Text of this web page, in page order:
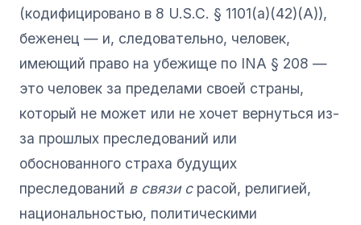
(кодифицировано в 8 U.S.C. § 1101(a)(42)(A)),
беженец — и, следовательно, человек,
имеющий право на убежище по INA § 208 —
это человек за пределами своей страны,
который не может или не хочет вернуться из-
за прошлых преследований или
обоснованного страха будущих
преследований в связи срасой, религией,
национальностью, политическими